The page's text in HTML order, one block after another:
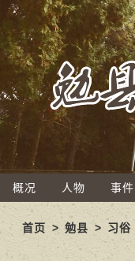
概况 人物 事件
首页 >勉县 > 习俗